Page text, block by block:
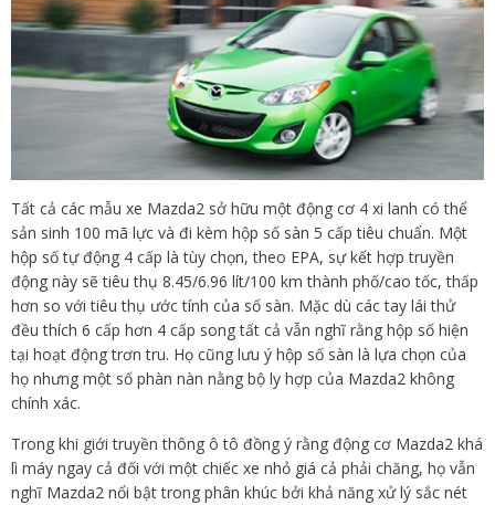
Tất cả các mẫu xe Mazda2 sở hữu một động cơ 4 xi lanh có thể
sản sinh 100 mã lực và đi kèm hộp số sàn 5 cấp tiêu chuẩn. Một
hộp số tự động 4 cấp là tùy chọn, theo EPA, sự kết hợp truyền
động này sẽ tiêu thụ 8.45/6.96 lít/100 km thành phố/cao tốc, thấp
hơn so với tiêu thụ ước tính của số sàn. Mặc dù các tay lái thử
đều thích 6 cấp hơn 4 cấp song tất cả vẫn nghĩ rằng hộp số hiện
tại hoạt động trơn tru. Họ cũng lưu ý hộp số sàn là lựa chọn của
họ nhưng một số phàn nàn nằng bộ ly hợp của Mazda2 không
chính xác.
Trong khi giới truyền thông ô tô đồng ý rằng động cơ Mazda2 khá
lì máy ngay cả đối với một chiếc xe nhỏ giá cả phải chăng, họ vẫn
nghĩ Mazda2 nổi bật trong phân khúc bởi khả năng xử lý sắc nét